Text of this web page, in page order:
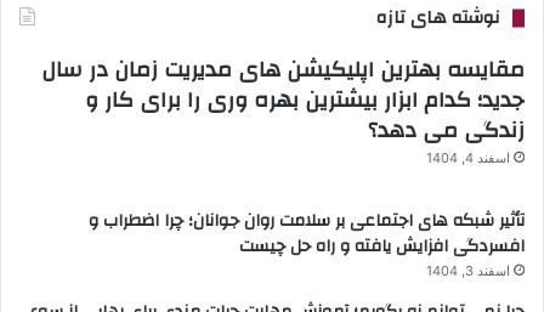
نوشته های تازه
مقایسه بهترین اپلیکیشن های مدیریت زمان در سال
جدید؛ کدام ابزار بیشترین بهره وری را برای کار و
زندگی می دهد؟
اسفند 4, 1404
تأثیر شبکه های اجتماعی بر سلامت روان جوانان؛ چرا اضطراب و
افسردگی افزایش یافته و راه حل چیست
اسفند 3, 1404